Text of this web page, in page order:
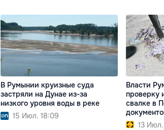
В Румынии круизные суда
застряли на Дунае из-за
низкого уровня воды в реке
15 Июл. 18:09
Власти
проверку
свалке в
13